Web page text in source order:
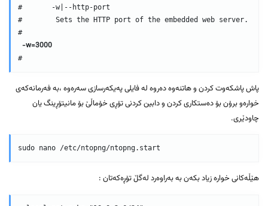
#       -w|--http-port
#        Sets the HTTP port of the embedded web server.
#
-w=3000
پاش پاشکەوت کردن و هاتنەوە دەروە لە فایلی پەیکەرسازی سەرەوە ،بە فەرمانەکەی
خوارەو برۆن بۆ دەستکاری کردن و دابین کردنی تۆڕی خۆماڵێ بۆ مانیتۆڕینگ یان
چاودێری.
هێڵەکانی خوارە زیاد بکەن بە بەراوەرد لەگڵ تۆڕەکەتان :